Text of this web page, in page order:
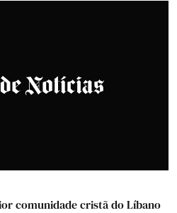
comunidade cristã do Líbano